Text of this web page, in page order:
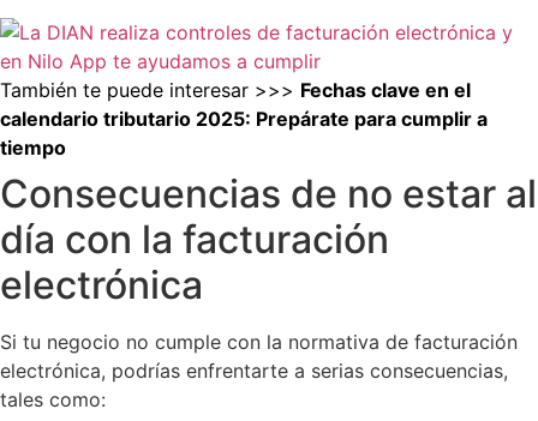
También te puede interesar >>> Fechas clave en el
calendario tributario 2025: Prepárate para cumplir a
tiempo
Consecuencias de no estar al
día con la facturación
electrónica
Si tu negocio no cumple con la normativa de facturación
electrónica, podrías enfrentarte a serias consecuencias,
tales como: